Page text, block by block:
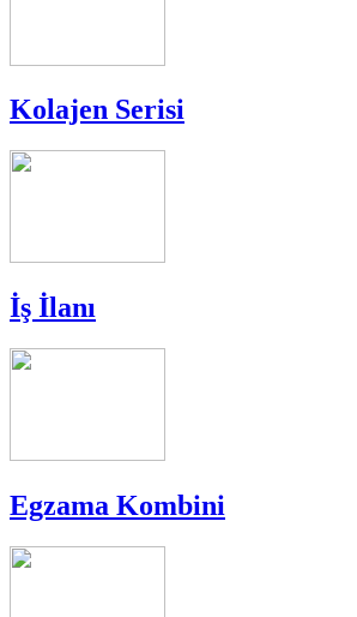
Kolajen Serisi
İş İlanı
Egzama Kombini